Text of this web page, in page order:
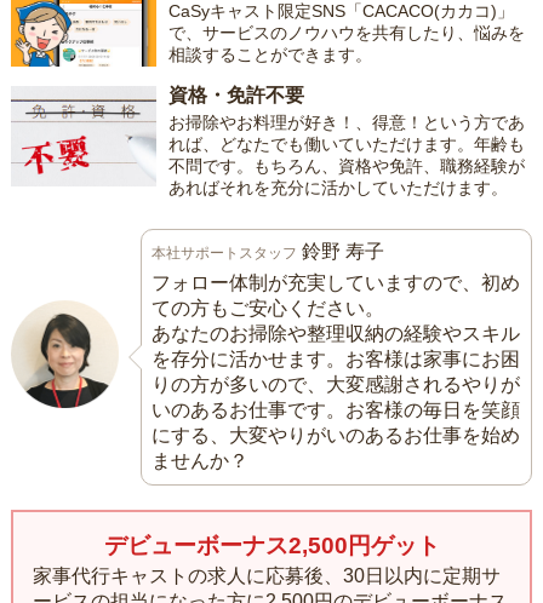
CaSyキャスト限定SNS「CACACO(カカコ)」
で、サービスのノウハウを共有したり、悩みを
相談することができます。
資格・免許不要
お掃除やお料理が好き！、得意！という方であ
れば、どなたでも働いていただけます。年齢も
不問です。もちろん、資格や免許、職務経験が
あればそれを充分に活かしていただけます。
本社サポートスタッフ 鈴野 寿子
フォロー体制が充実していますので、初め
ての方もご安心ください。
あなたのお掃除や整理収納の経験やスキル
を存分に活かせます。お客様は家事にお困
りの方が多いので、大変感謝されるやりが
いのあるお仕事です。お客様の毎日を笑顔
にする、大変やりがいのあるお仕事を始め
ませんか？
デビューボーナス2,500円ゲット
家事代行キャストの求人に応募後、30日以内に定期サ